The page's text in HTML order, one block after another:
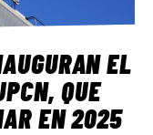
EL
QUE
EN 2025